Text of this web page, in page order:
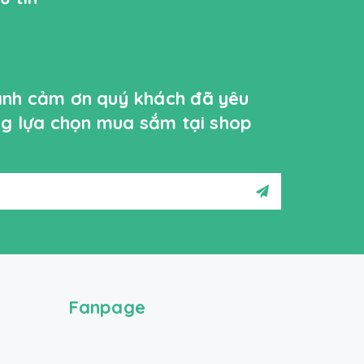
cảm ơn quý khách đã yêu
lựa chọn mua sắm tại shop
Fanpage